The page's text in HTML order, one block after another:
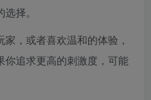
择。
，或者喜欢温和的体验，
你追求更高的刺激度，可能